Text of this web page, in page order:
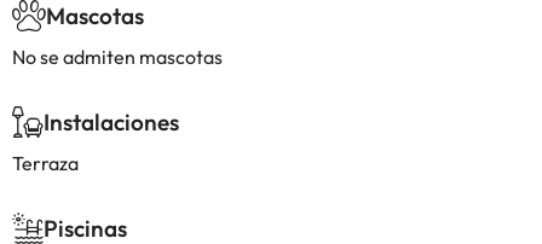
Mascotas
No se admiten mascotas
Instalaciones
Terraza
Piscinas